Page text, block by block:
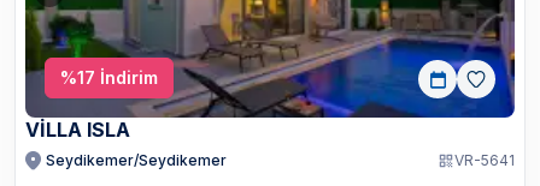
%17 İndirim
VİLLA ISLA
Seydikemer/Seydikemer VR-5641